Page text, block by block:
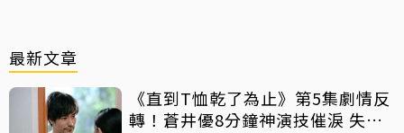
最新文章
《直到T恤乾了為止》第5集劇情反
轉！蒼井優8分鐘神演技催淚 失蹤